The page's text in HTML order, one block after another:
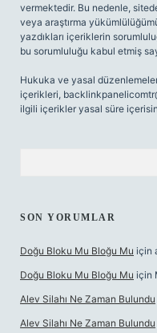
vermektedir. Bu nedenle,
veya araştırma
yazdıkları içeriklerin
bu sorumluluğu kabul etmiş
Hukuka ve yasal
içerikleri,
ilgili içerikler yasal süre
SON YORUMLAR
Doğu Bloku Mu Bloğu Mu için
Doğu Bloku Mu Bloğu Mu için
Alev Silahı Ne Zaman Bulundu
Alev Silahı Ne Zaman Bulundu